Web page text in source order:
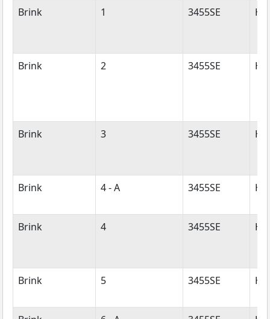
Straatnaam
Huisnummer Postcode
Brink 1 3455SE
Brink 2 3455SE
Brink 3 3455SE
Brink 4 - A 3455SE
Brink 4 3455SE
Brink 5 3455SE